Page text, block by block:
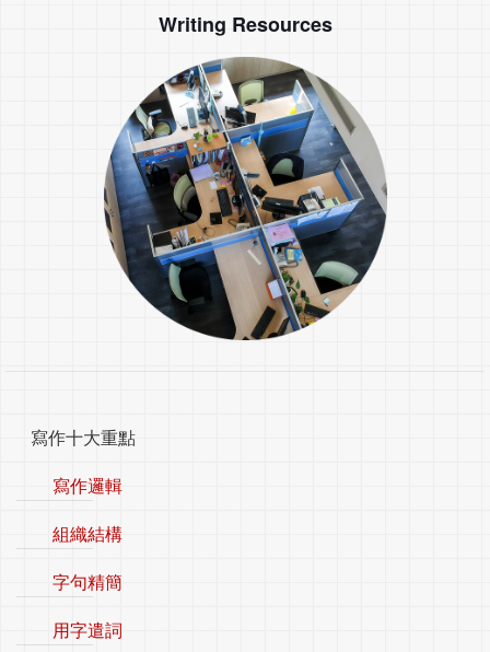
Writing Resources
寫作十大重點
寫作邏輯
組織結構
字句精簡
用字遣詞